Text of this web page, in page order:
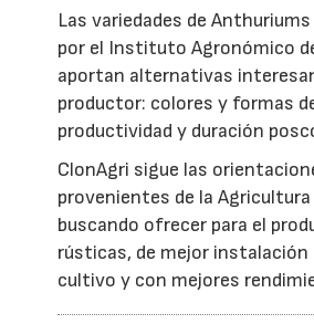
Las variedades de
por el Instituto Agronómico
aportan alternativas
productor: colores y formas
productividad y duración
ClonAgri sigue las
provenientes de la Agricultura
buscando ofrecer para el
rústicas, de mejor instalación
cultivo y con mejores